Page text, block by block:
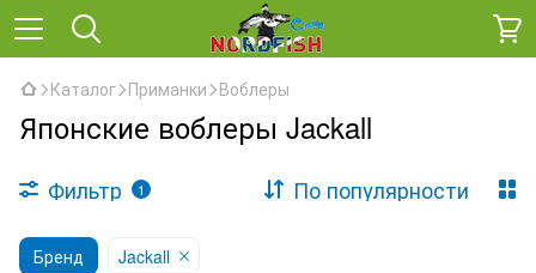
Каталог Приманки Воблеры
Японские воблеры Jackall
Фильтр 1 По популярности
Бренд Jackall